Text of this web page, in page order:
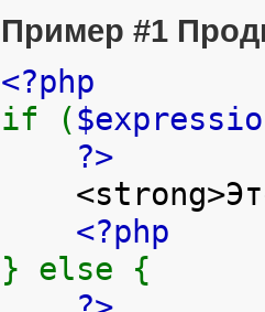
Пример #1
<?php
if (
?>
<?php
} else {